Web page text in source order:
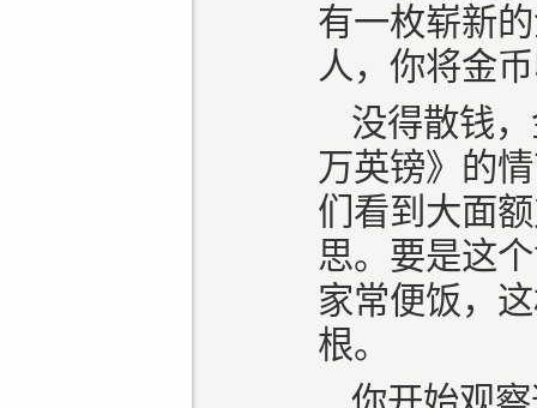
有一枚崭新
人，你将金
没得散钱
万英镑》的
们看到大面
思。要是这
家常便饭，
根。